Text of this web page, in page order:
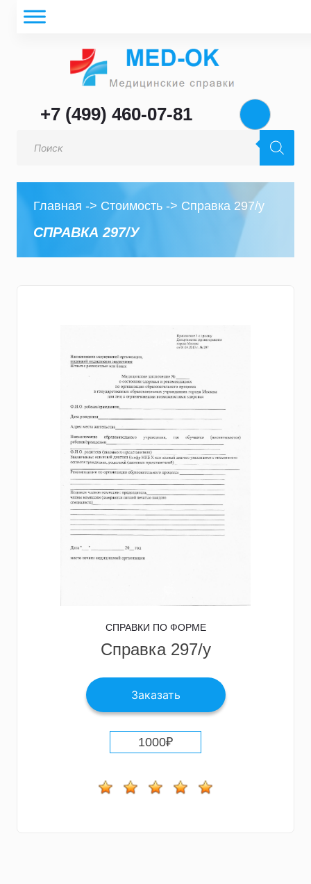
+7 (499) 460-07-81
товаров
Главная -> Стоимость -> Справка 297/у
СПРАВКА 297/У
СПРАВКИ ПО ФОРМЕ
Справка 297/у
Заказать
1000₽